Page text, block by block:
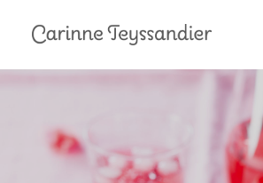
À LA TÉLÉ
PRESTATIONS